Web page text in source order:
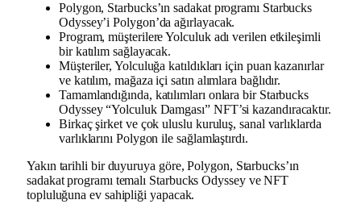
Polygon, Starbucks’ın sadakat programı Starbucks
Odyssey’i Polygon’da ağırlayacak.
Program, müşterilere Yolculuk adı verilen etkileşimli
bir katılım sağlayacak.
Müşteriler, Yolculuğa katıldıkları için puan kazanırlar
ve katılım, mağaza içi satın alımlara bağlıdır.
Tamamlandığında, katılımları onlara bir Starbucks
Odyssey “Yolculuk Damgası” NFT’si kazandıracaktır.
Birkaç şirket ve çok uluslu kuruluş, sanal varlıklarda
varlıklarını Polygon ile sağlamlaştırdı.
Yakın tarihli bir duyuruya göre, Polygon, Starbucks’ın
sadakat programı temalı Starbucks Odyssey ve NFT
topluluğuna ev sahipliği yapacak.